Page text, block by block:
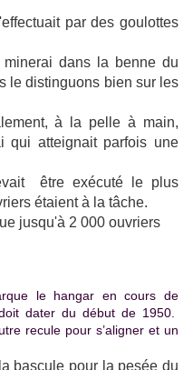
par des goulottes
dans la benne du
le distinguons bien sur les
à la pelle à main,
qui atteignait parfois une
être exécuté le plus
étaient à la tâche.
jusqu'à 2 000 ouvriers
le hangar en cours de
dater du début de 1950.
recule pour s’aligner et un
bascule pour la pesée du